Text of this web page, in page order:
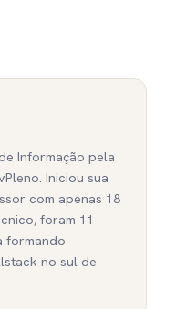
Informação pela
Iniciou sua
com apenas 18
foram 11
formando
no sul de